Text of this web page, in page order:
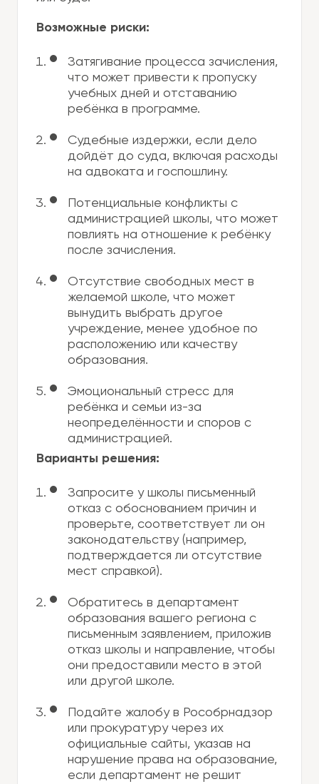
Возможные риски:
Затягивание процесса зачисления,
что может привести к пропуску
учебных дней и отставанию
ребёнка в программе.
Судебные издержки, если дело
дойдёт до суда, включая расходы
на адвоката и госпошлину.
Потенциальные конфликты с
администрацией школы, что может
повлиять на отношение к ребёнку
после зачисления.
Отсутствие свободных мест в
желаемой школе, что может
вынудить выбрать другое
учреждение, менее удобное по
расположению или качеству
образования.
Эмоциональный стресс для
ребёнка и семьи из-за
неопределённости и споров с
администрацией.
Варианты решения:
Запросите у школы письменный
отказ с обоснованием причин и
проверьте, соответствует ли он
законодательству (например,
подтверждается ли отсутствие
мест справкой).
Обратитесь в департамент
образования вашего региона с
письменным заявлением, приложив
отказ школы и направление, чтобы
они предоставили место в этой
или другой школе.
Подайте жалобу в Рособрнадзор
или прокуратуру через их
официальные сайты, указав на
нарушение права на образование,
если департамент не решит